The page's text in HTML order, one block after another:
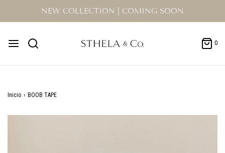
NEW COLLECTION | COMING SOON
0
Inicio › BOOB TAPE